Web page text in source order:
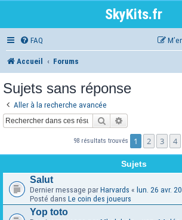
SkyKits.fr
FAQ
Accueil Forums
Sujets sans réponse
Aller à la recherche avancée
Rechercher
98 résultats trouvés 1 2 3 4
Sujets
Salut
Dernier message par Harvards « lun. 26 avr.
Posté dans Le coin des joueurs
Yop toto